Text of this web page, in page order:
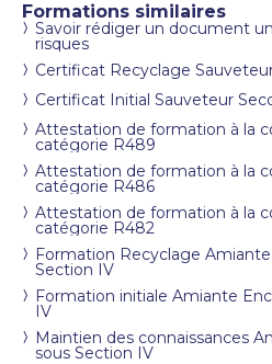
Formations similaires
Savoir rédiger un document
risques
Certificat Recyclage
Certificat Initial Sauveteur
Attestation de formation à la
catégorie R489
Attestation de formation à la
catégorie R486
Attestation de formation à la
catégorie R482
Formation Recyclage
Section IV
Formation initiale Amiante
IV
Maintien des connaissances
sous Section IV